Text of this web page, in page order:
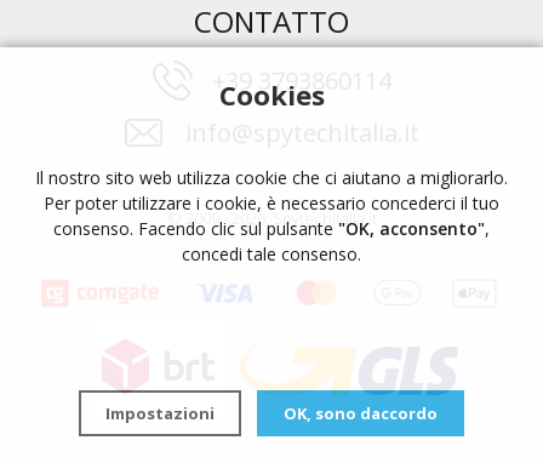
CONTATTO
+39 3793860114
© 2009 - 2026, Spytechitalia.it
Cookies
Il nostro sito web utilizza cookie che ci aiutano a migliorarlo.
Per poter utilizzare i cookie, è necessario concederci il tuo
consenso. Facendo clic sul pulsante "OK, acconsento",
concedi tale consenso.
Impostazioni OK, sono daccordo